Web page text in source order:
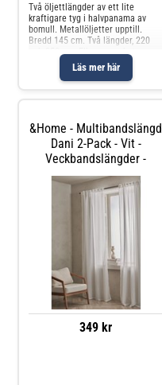
Läs mer här
Två öljettlängder av ett lite
kraftigare tyg i halvpanama av
bomull. Metallöljetter upptill.
Bredd 145 cm. Två längder, 220
med Better Cotton för att
förbättra bomullsodlingar över
hela världen. Better Cotton är en
&Home - Multibandslängd
Dani 2-Pack - Vit -
Veckbandslängder -
349 kr